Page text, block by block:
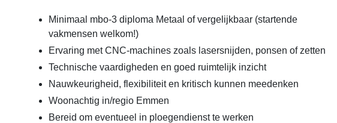
Minimaal mbo-3 diploma Metaal of vergelijkbaar (startende
vakmensen welkom!)
Ervaring met CNC-machines zoals lasersnijden, ponsen of zetten
Technische vaardigheden en goed ruimtelijk inzicht
Nauwkeurigheid, flexibiliteit en kritisch kunnen meedenken
Woonachtig in/regio Emmen
Bereid om eventueel in ploegendienst te werken